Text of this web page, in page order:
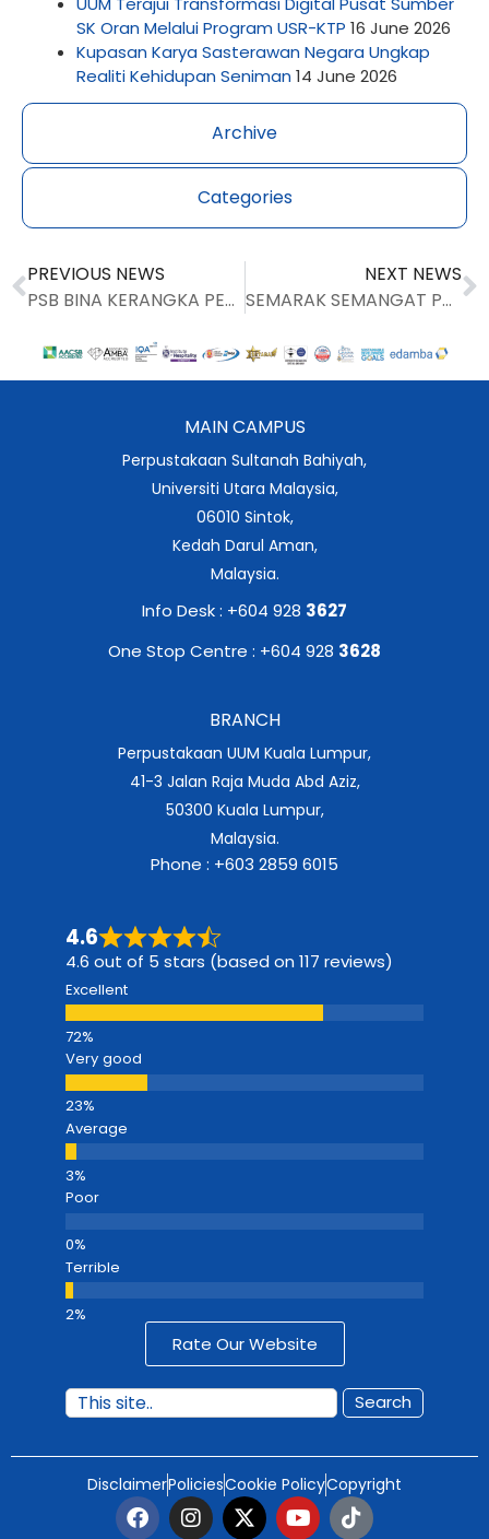
Archive
Categories
SK Oran Melalui Program USR-KTP 16 June 2026
Kupasan Karya Sasterawan Negara Ungkap
Realiti Kehidupan Seniman 14 June 2026
PREVIOUS NEWS
PSB BINA KERANGKA PERANCANGAN STRATEGIK DALAM MENUJU PERPUSTAKAAN DIGITAL
NEXT NEWS
SEMARAK SEMANGAT PATRIOTISME DENGAN KIBARAN JALUR GEMILANG
MAIN CAMPUS
Perpustakaan Sultanah Bahiyah,
Universiti Utara Malaysia,
06010 Sintok,
Kedah Darul Aman,
Malaysia.
Info Desk : +604 928 3627
One Stop Centre : +604 928 3628
BRANCH
Perpustakaan UUM Kuala Lumpur,
41-3 Jalan Raja Muda Abd Aziz,
50300 Kuala Lumpur,
Malaysia.
Phone : +603 2859 6015
4.6
4.6 out of 5 stars (based on 117 reviews)
Excellent
Very good
Average
Poor
Terrible
Rate Our Website
Search
DisclaimerPoliciesCookie PolicyCopyright